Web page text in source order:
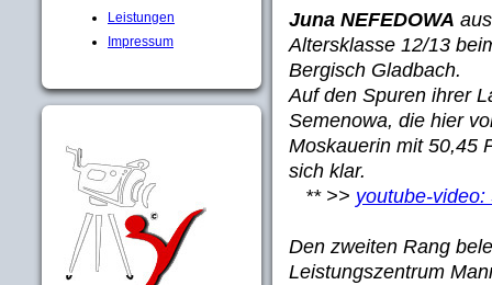
Leistungen
Impressum
Juna NEFEDOWA
Altersklasse 12/13
Bergisch Gladbach.
Auf den Spuren ihrer
Semenowa, die hier
Moskauerin mit 50,45
sich klar.
** >> youtube-video:
Den zweiten Rang
Leistungszentrum